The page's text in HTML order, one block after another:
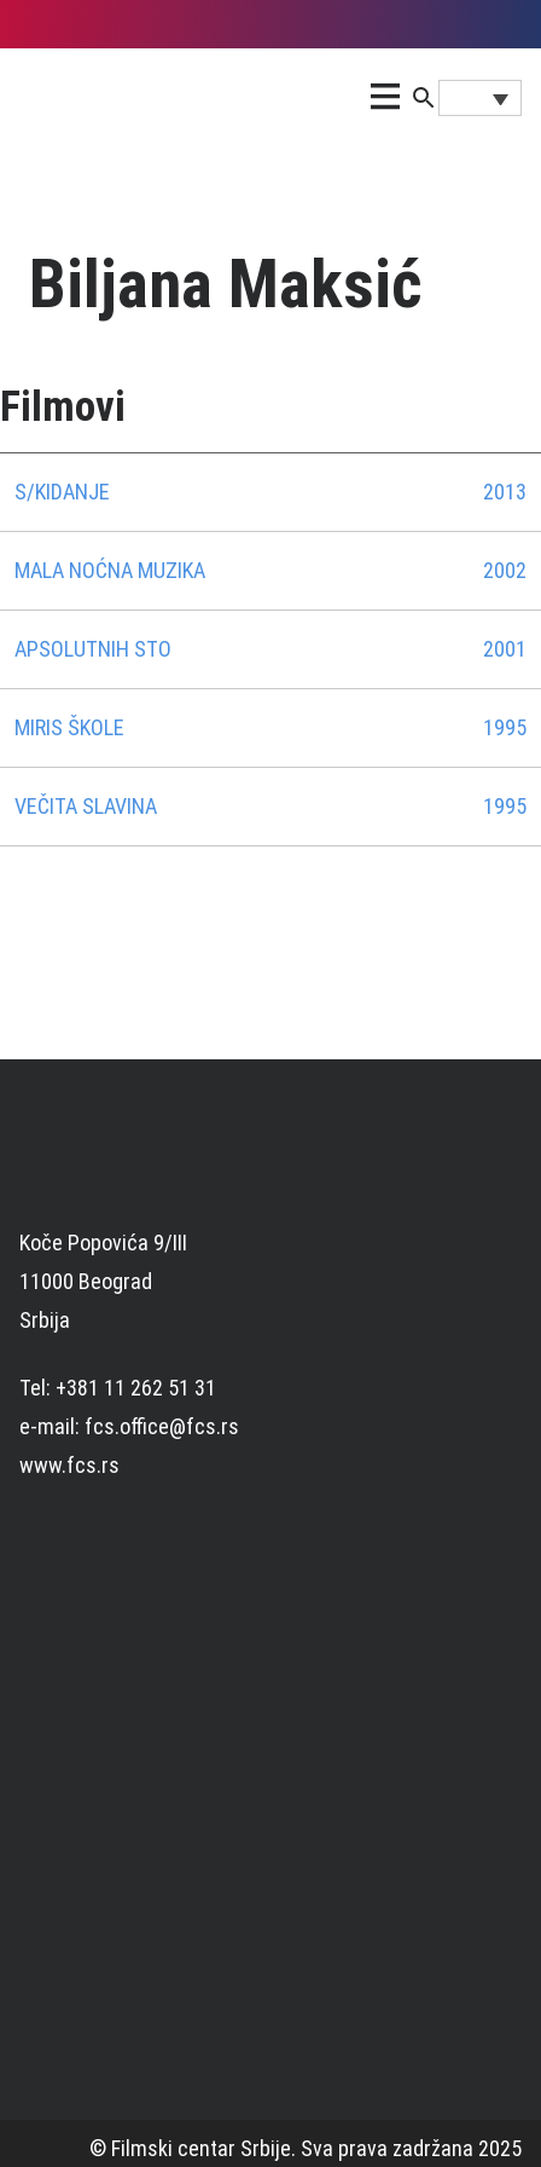
Biljana Maksić
Filmovi
S/KIDANJE 2013
MALA NOĆNA MUZIKA 2002
APSOLUTNIH STO 2001
MIRIS ŠKOLE 1995
VEČITA SLAVINA 1995
Koče Popovića 9/III
11000 Beograd
Srbija
Tel: +381 11 262 51 31
e-mail: fcs.office@fcs.rs
www.fcs.rs
© Filmski centar Srbije. Sva prava zadržana 2025